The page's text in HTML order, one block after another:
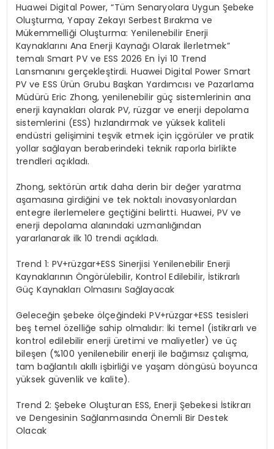
Huawei Digital Power, “Tüm Senaryolara Uygun Şebeke
Oluşturma, Yapay Zekayı Serbest Bırakma ve
Mükemmelliği Oluşturma: Yenilenebilir Enerji
Kaynaklarını Ana Enerji Kaynağı Olarak İlerletmek”
temalı Smart PV ve ESS 2026 En İyi 10 Trend
Lansmanını gerçekleştirdi. Huawei Digital Power Smart
PV ve ESS Ürün Grubu Başkan Yardımcısı ve Pazarlama
Müdürü Eric Zhong, yenilenebilir güç sistemlerinin ana
enerji kaynakları olarak PV, rüzgar ve enerji depolama
sistemlerini (ESS) hızlandırmak ve yüksek kaliteli
endüstri gelişimini teşvik etmek için içgörüler ve pratik
yollar sağlayan beraberindeki teknik raporla birlikte
trendleri açıkladı.
Zhong, sektörün artık daha derin bir değer yaratma
aşamasına girdiğini ve tek noktalı inovasyonlardan
entegre ilerlemelere geçtiğini belirtti. Huawei, PV ve
enerji depolama alanındaki uzmanlığından
yararlanarak ilk 10 trendi açıkladı.
Trend 1: PV+rüzgar+ESS Sinerjisi Yenilenebilir Enerji
Kaynaklarının Öngörülebilir, Kontrol Edilebilir, İstikrarlı
Güç Kaynakları Olmasını Sağlayacak
Geleceğin şebeke ölçeğindeki PV+rüzgar+ESS tesisleri
beş temel özelliğe sahip olmalıdır: İki temel (istikrarlı ve
kontrol edilebilir enerji üretimi ve maliyetler) ve üç
bileşen (%100 yenilenebilir enerji ile bağımsız çalışma,
tam bağlantılı akıllı işbirliği ve yaşam döngüsü boyunca
yüksek güvenlik ve kalite).
Trend 2: Şebeke Oluşturan ESS, Enerji Şebekesi İstikrarı
ve Dengesinin Sağlanmasında Önemli Bir Destek
Olacak